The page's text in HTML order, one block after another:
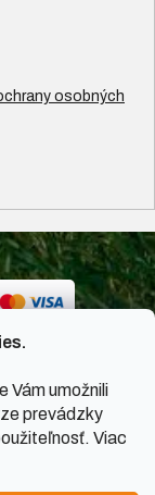
Vám umožnili
prevádzky
Viac
osobných